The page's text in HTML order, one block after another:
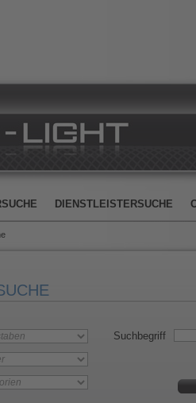
DIENSTLEISTERSUCHE
Suchbegriff